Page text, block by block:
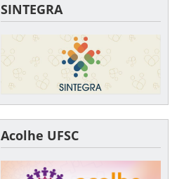
SINTEGRA
Acolhe UFSC